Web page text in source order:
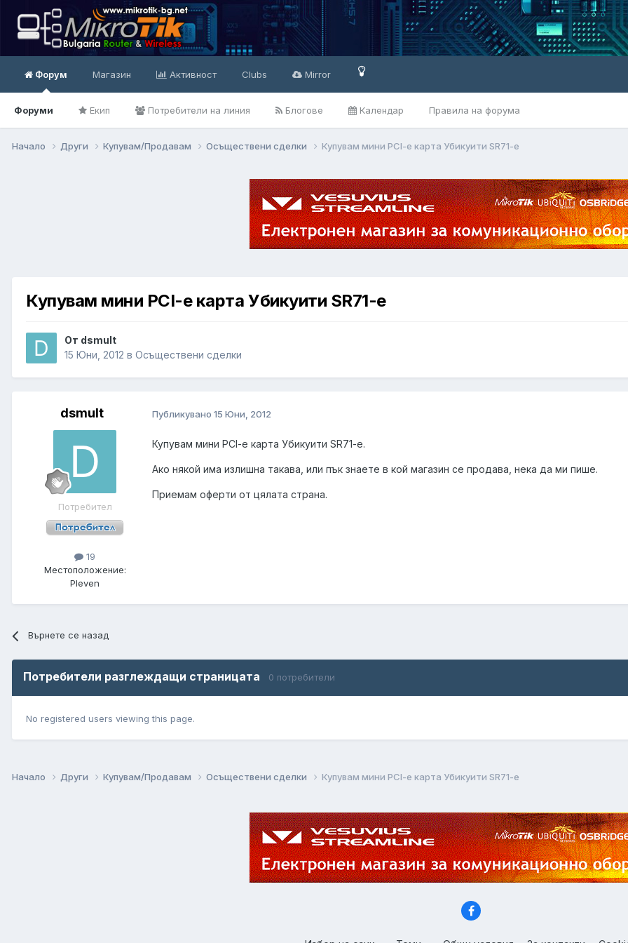
Форум
Форуми Екип Потребители на линия Блогове Календар Правила на форума
Магазин Активност Clubs Mirror
Начало Други Купувам/Продавам Осъществени сделки Купувам мини PCI-e карта Убикуити SR71-e
Купувам мини PCI-e карта Убикуити SR71-e
От dsmult
15 Юни, 2012 в Осъществени сделки
dsmult
Потребител
19
Местоположение:
Pleven
Публикувано 15 Юни, 2012
Купувам мини PCI-e карта Убикуити SR71-e.
Ако някой има излишна такава, или пък знаете в кой магазин се продава, нека да ми пише.
Приемам оферти от цялата страна.
Върнете се назад
Потребители разглеждащи страницата 0 потребители
No registered users viewing this page.
Начало Други Купувам/Продавам Осъществени сделки Купувам мини PCI-e карта Убикуити SR71-e